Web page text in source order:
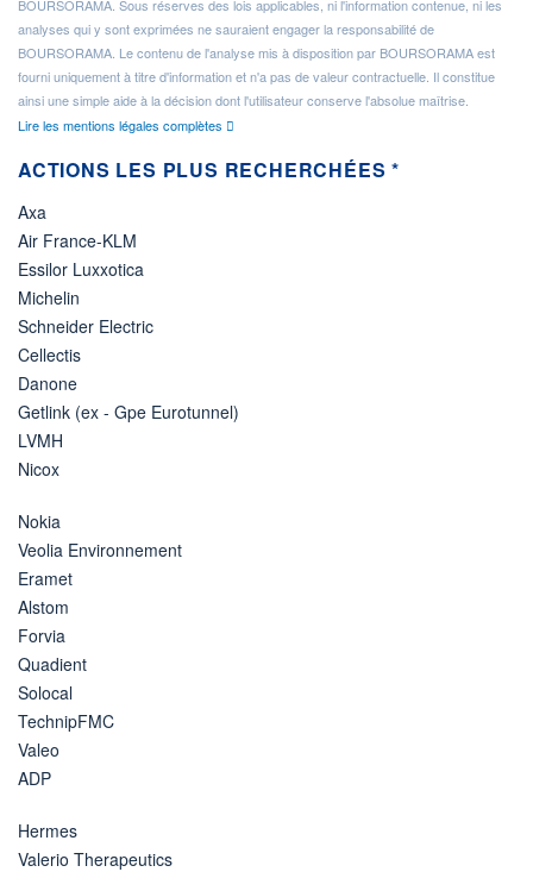
BOURSORAMA. Sous réserves des lois applicables, ni l'information contenue, ni les
analyses qui y sont exprimées ne sauraient engager la responsabilité de
BOURSORAMA. Le contenu de l'analyse mis à disposition par BOURSORAMA est
fourni uniquement à titre d'information et n'a pas de valeur contractuelle. Il constitue
ainsi une simple aide à la décision dont l'utilisateur conserve l'absolue maîtrise.
Lire les mentions légales complètes
ACTIONS LES PLUS RECHERCHÉES *
Axa
Air France-KLM
Essilor Luxxotica
Michelin
Schneider Electric
Cellectis
Danone
Getlink (ex - Gpe Eurotunnel)
LVMH
Nicox
Nokia
Veolia Environnement
Eramet
Alstom
Forvia
Quadient
Solocal
TechnipFMC
Valeo
ADP
Hermes
Valerio Therapeutics